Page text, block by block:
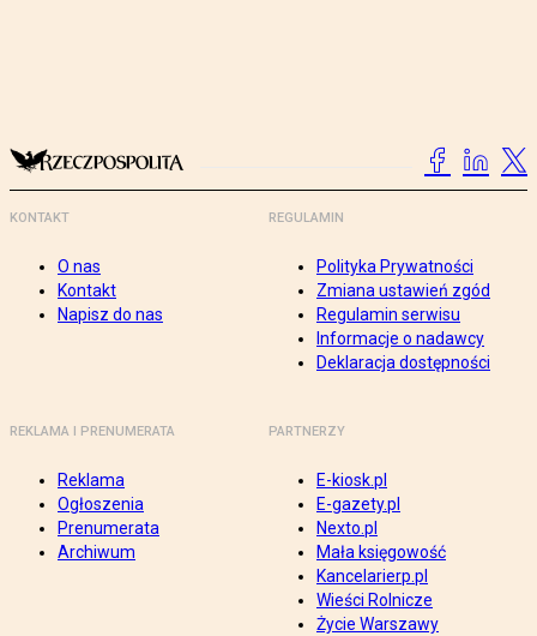
KONTAKT
O nas
Kontakt
Napisz do nas
REGULAMIN
Polityka Prywatności
Zmiana ustawień zgód
Regulamin serwisu
Informacje o nadawcy
Deklaracja dostępności
REKLAMA I PRENUMERATA
Reklama
Ogłoszenia
Prenumerata
Archiwum
PARTNERZY
E-kiosk.pl
E-gazety.pl
Nexto.pl
Mała księgowość
Kancelarierp.pl
Wieści Rolnicze
Życie Warszawy